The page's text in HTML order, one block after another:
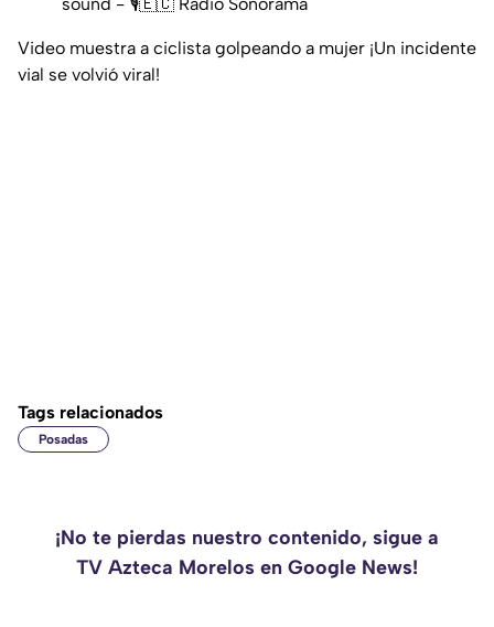
Video muestra a ciclista golpeando a mujer ¡Un incidente
vial se volvió viral!
Tags relacionados
Posadas
¡No te pierdas nuestro contenido, sigue a
TV Azteca Morelos en Google News!